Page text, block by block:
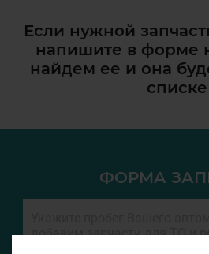
Если нужной
напишите в форме
найдем ее и она
списке
ФОРМА